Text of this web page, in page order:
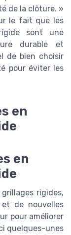
de la clôture. »
le fait que les
sont une
durable et
de bien choisir
pour éviter les
en
en
rigides,
de nouvelles
pour améliorer
quelques-unes